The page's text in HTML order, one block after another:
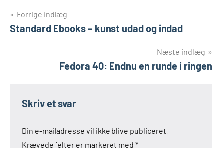
Indlægsnavigation
Forrige indlæg
Standard Ebooks – kunst udad og indad
Næste indlæg
Fedora 40: Endnu en runde i ringen
Skriv et svar
Din e-mailadresse vil ikke blive publiceret.
Krævede felter er markeret med *